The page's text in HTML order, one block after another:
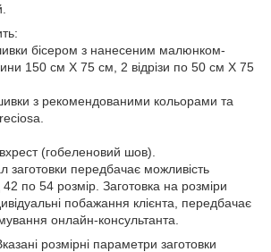
бісером з нанесеним малюнком-
150 cм Х 75 cм, 2 відрізи по 50 cм Х 75
з рекомендованими кольорами та
(гобеленовий шов).
заготовки передбачає можливість
по 54 розмір. Заготовка на розміри
побажання клієнта, передбачає
онлайн-консультанта.
розмірні параметри заготовки